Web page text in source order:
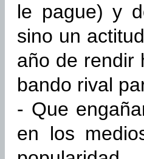
le pague) y
sino un
año de rendir
bando rival
- Que
en los